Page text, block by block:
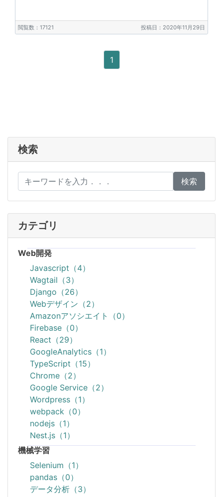
閲覧数：17121 投稿日：2020年11月29日
1
検索
検索
カテゴリ
Web開発
Javascript（4）
Wagtail（3）
Django（26）
Webデザイン（2）
Amazonアソシエイト（0）
Firebase（0）
React（29）
GoogleAnalytics（1）
TypeScript（15）
Chrome（2）
Google Service（2）
Wordpress（1）
webpack（0）
nodejs（1）
Nest.js（1）
機械学習
Selenium（1）
pandas（0）
データ分析（3）